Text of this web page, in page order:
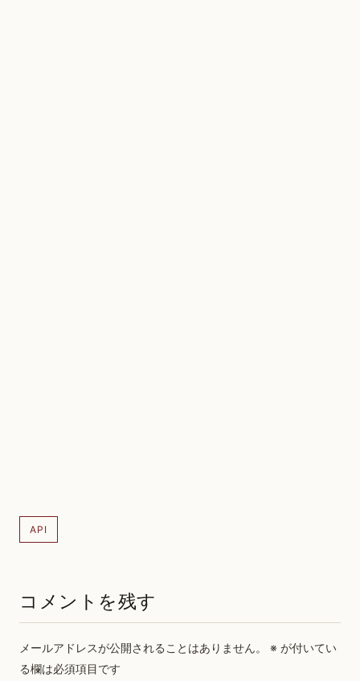
API
コメントを残す
メールアドレスが公開されることはありません。 ※ が付いてい
る欄は必須項目です